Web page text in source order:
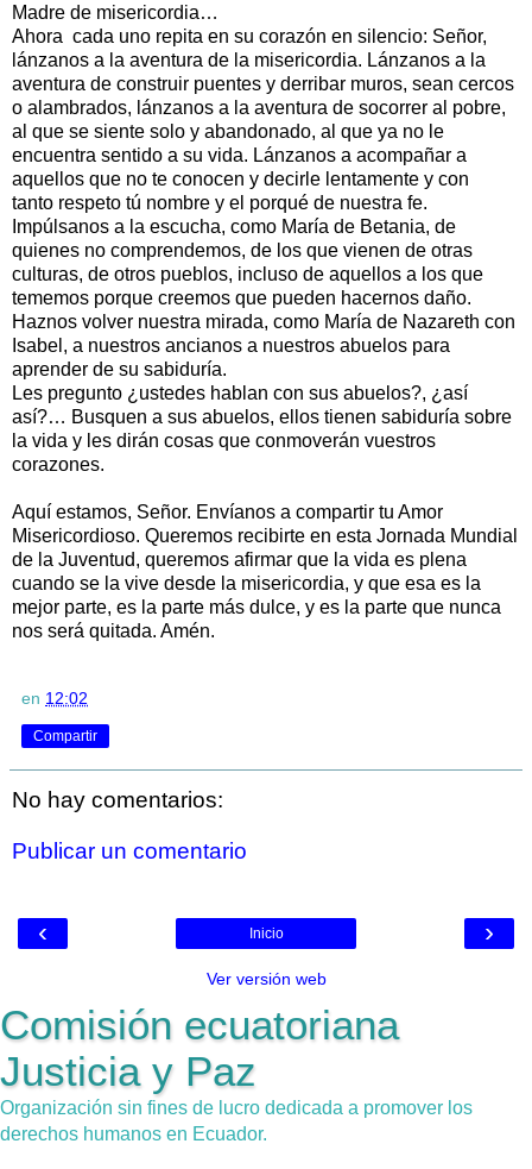
Madre de misericordia…
Ahora cada uno repita en su corazón en silencio: Señor,
lánzanos a la aventura de la misericordia. Lánzanos a la
aventura de construir puentes y derribar muros, sean cercos
o alambrados, lánzanos a la aventura de socorrer al pobre,
al que se siente solo y abandonado, al que ya no le
encuentra sentido a su vida. Lánzanos a acompañar a
aquellos que no te conocen y decirle lentamente y con
tanto respeto tú nombre y el porqué de nuestra fe.
Impúlsanos a la escucha, como María de Betania, de
quienes no comprendemos, de los que vienen de otras
culturas, de otros pueblos, incluso de aquellos a los que
tememos porque creemos que pueden hacernos daño.
Haznos volver nuestra mirada, como María de Nazareth con
Isabel, a nuestros ancianos a nuestros abuelos para
aprender de su sabiduría.
Les pregunto ¿ustedes hablan con sus abuelos?, ¿así
así?… Busquen a sus abuelos, ellos tienen sabiduría sobre
la vida y les dirán cosas que conmoverán vuestros
corazones.
Aquí estamos, Señor. Envíanos a compartir tu Amor
Misericordioso. Queremos recibirte en esta Jornada Mundial
de la Juventud, queremos afirmar que la vida es plena
cuando se la vive desde la misericordia, y que esa es la
mejor parte, es la parte más dulce, y es la parte que nunca
nos será quitada. Amén.
en 12:02
Compartir
No hay comentarios:
Publicar un comentario
‹ ›
Inicio
Ver versión web
Comisión ecuatoriana
Justicia y Paz
Organización sin fines de lucro dedicada a promover los
derechos humanos en Ecuador.